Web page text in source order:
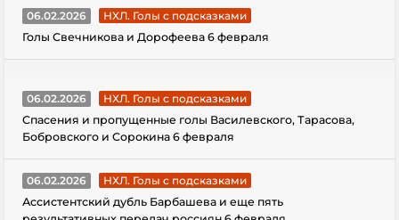
06.02.2026
НХЛ. Голы с подсказками
Голы Свечникова и Дорофеева 6 февраля
06.02.2026
НХЛ. Голы с подсказками
Спасения и пропущенные голы Василевского, Тарасова,
Бобровского и Сорокина 6 февраля
06.02.2026
НХЛ. Голы с подсказками
Ассистентский дубль Барбашева и еще пять